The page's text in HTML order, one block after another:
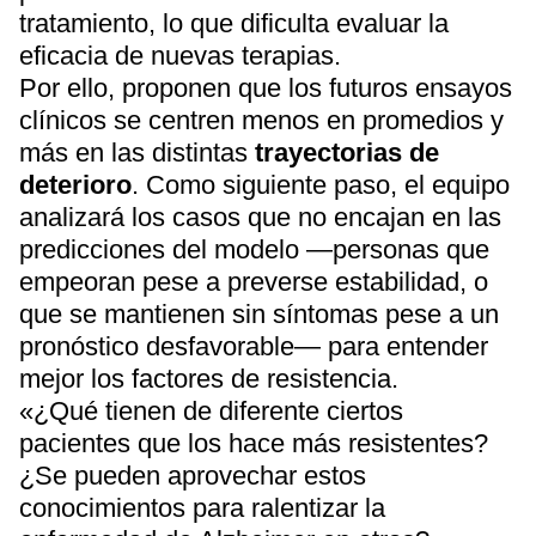
tratamiento, lo que dificulta evaluar la
eficacia de nuevas terapias.
Por ello, proponen que los futuros ensayos
clínicos se centren menos en promedios y
más en las distintas trayectorias de
deterioro. Como siguiente paso, el equipo
analizará los casos que no encajan en las
predicciones del modelo —personas que
empeoran pese a preverse estabilidad, o
que se mantienen sin síntomas pese a un
pronóstico desfavorable— para entender
mejor los factores de resistencia.
«¿Qué tienen de diferente ciertos
pacientes que los hace más resistentes?
¿Se pueden aprovechar estos
conocimientos para ralentizar la